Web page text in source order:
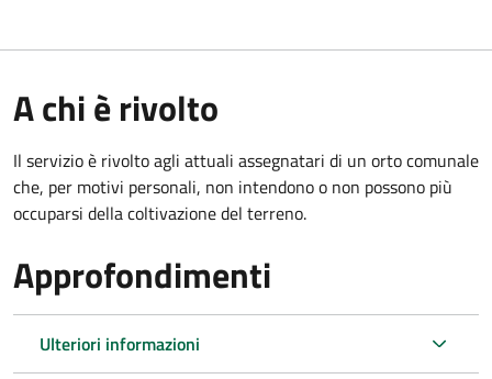
A chi è rivolto
Il servizio è rivolto agli attuali assegnatari di un orto comunale
che, per motivi personali, non intendono o non possono più
occuparsi della coltivazione del terreno.
Approfondimenti
Ulteriori informazioni